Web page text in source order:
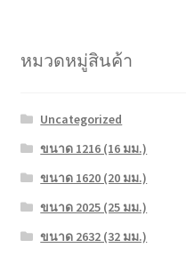
หมวดหมู่สินค้า
Uncategorized
ขนาด 1216 (16 มม.)
ขนาด 1620 (20 มม.)
ขนาด 2025 (25 มม.)
ขนาด 2632 (32 มม.)